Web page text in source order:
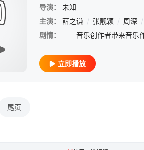
/ 沈雨
杨曼聆
导演：
未知
主演：
薛之谦 / 张靓颖 / 周深 /
剧情：
立即播放
尾页